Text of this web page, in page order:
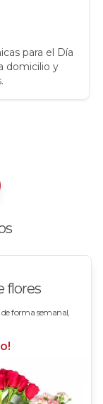
para el Día
domicilio y
flores
de forma semanal,